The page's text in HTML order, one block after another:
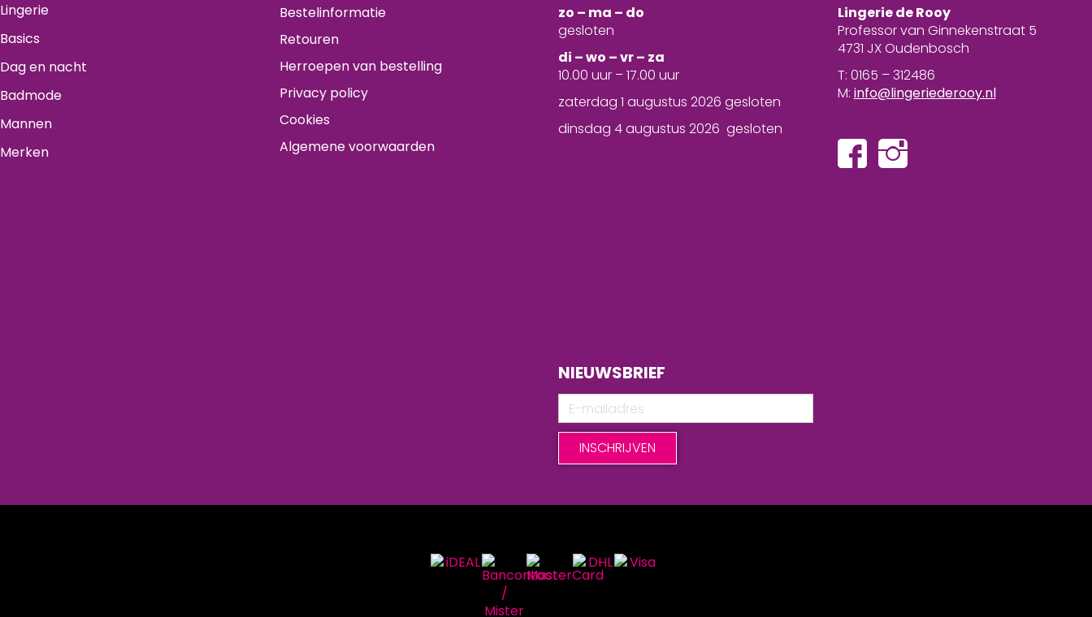
Lingerie
Basics
Dag en nacht
Badmode
Mannen
Merken
Bestelinformatie
Retouren
Herroepen van bestelling
Privacy policy
Cookies
Algemene voorwaarden
zo – ma – do
gesloten
di – wo – vr – za
10.00 uur – 17.00 uur
zaterdag 1 augustus 2026 gesloten
dinsdag 4 augustus 2026 gesloten
NIEUWSBRIEF
Lingerie de Rooy
Professor van Ginnekenstraat 5
4731 JX Oudenbosch
T: 0165 – 312486
M: info@lingeriederooy.nl